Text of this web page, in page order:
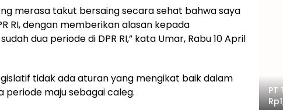
merasa takut bersaing secara sehat bahwa saya
RI, dengan memberikan alasan kepada
dua periode di DPR RI,” kata Umar, Rabu 10 April
tidak ada aturan yang mengikat baik dalam
periode maju sebagai caleg.
PT